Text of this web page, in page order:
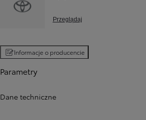
Przeglądaj
Informacje o producencie
Parametry
Dane techniczne